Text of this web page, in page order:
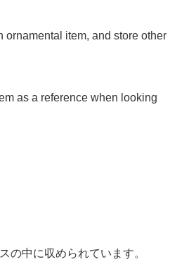
ornamental item, and store other
as a reference when looking
の中に収められています。